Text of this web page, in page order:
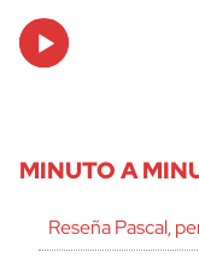
Audio
Player
MINUTO A
Reseña Pascal,